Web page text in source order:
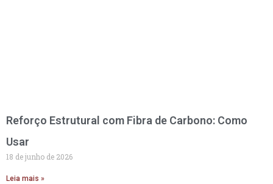
Reforço Estrutural com Fibra de Carbono: Como
Usar
18 de junho de 2026
Leia mais »